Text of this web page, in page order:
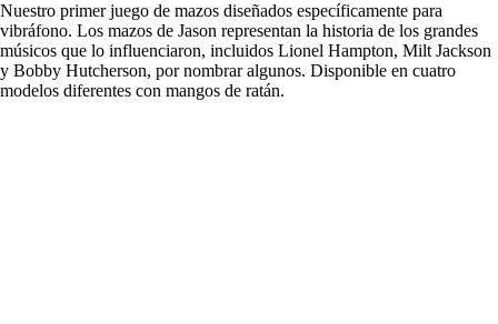
Nuestro primer juego de mazos diseñados específicamente para
vibráfono. Los mazos de Jason representan la historia de los grandes
músicos que lo influenciaron, incluidos Lionel Hampton, Milt Jackson
y Bobby Hutcherson, por nombrar algunos. Disponible en cuatro
modelos diferentes con mangos de ratán.